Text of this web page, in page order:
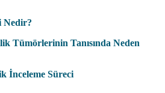
Nedir?
Tümörlerinin Tanısında Neden
İnceleme Süreci